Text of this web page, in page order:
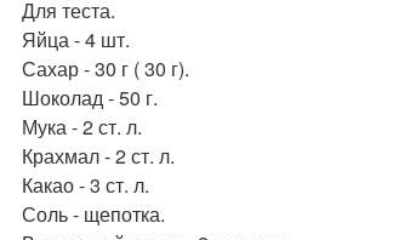
Для теста.
Яйца - 4 шт.
Сахар - 30 г ( 30 г).
Шоколад - 50 г.
Мука - 2 ст. л.
Крахмал - 2 ст. л.
Какао - 3 ст. л.
Соль - щепотка.